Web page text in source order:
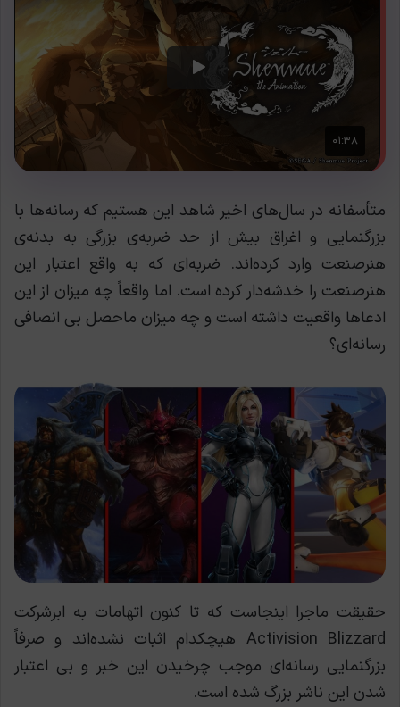
متأسفانه در سال‌های اخیر شاهد این هستیم که رسانه‌ها با
بزرگنمایی و اغراق بیش از حد ضربه‌ی بزرگی به بدنه‌ی
هنرصنعت وارد کرده‌اند. ضربه‌ای که به واقع اعتبار این
هنرصنعت را خدشه‌دار کرده است. اما واقعاً چه میزان از این
ادعاها واقعیت داشته است و چه میزان ماحصل بی انصافی
رسانه‌ای؟
حقیقت ماجرا اینجاست که تا کنون اتهامات به ابرشرکت
Activision Blizzard هيچکدام اثبات نشده‌اند و صرفاً
بزرگنمایی رسانه‌ای موجب چرخیدن این خبر و بی اعتبار
شدن این ناشر بزرگ شده است.